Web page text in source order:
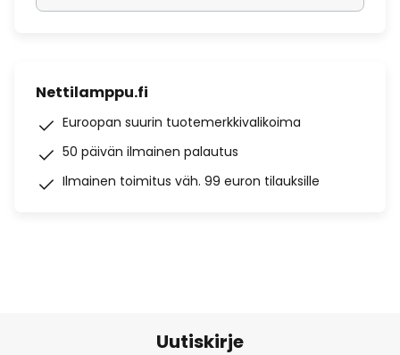
Nettilamppu.fi
Euroopan suurin tuotemerkkivalikoima
50 päivän ilmainen palautus
Ilmainen toimitus väh. 99 euron tilauksille
Uutiskirje